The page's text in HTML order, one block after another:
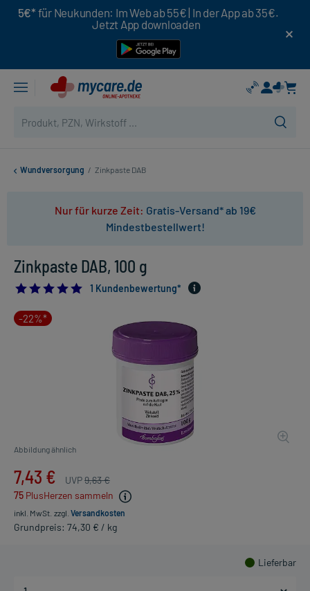
5€* für Neukunden: Im Web ab 55€ | In der App ab 35€.
Jetzt App downloaden
Wundversorgung / Zinkpaste DAB
Nur für kurze Zeit: Gratis-Versand* ab 19€
Mindestbestellwert!
Zinkpaste DAB, 100 g
5.01 Kundenbewertung*
-22%*
Abbildung ähnlich
7,43 € UVP9,63 €
75 PlusHerzen sammeln
inkl. MwSt. zzgl. Versandkosten
Grundpreis: 74,30 € / kg
Lieferbar